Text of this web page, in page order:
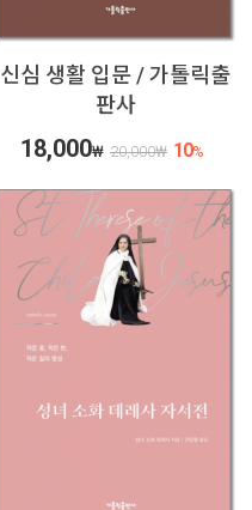
신심 생활 입문 / 가톨릭출
판사
18,000₩ 20,000₩ 10%